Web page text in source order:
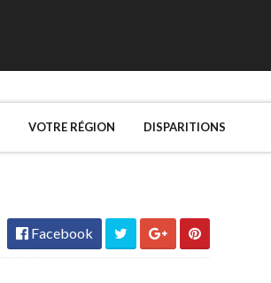
VOTRE RÉGION DISPARITIONS
Facebook